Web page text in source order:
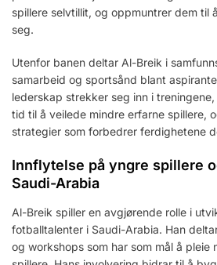
spillere selvtillit, og oppmuntrer dem til
seg.
Utenfor banen deltar Al-Breik i
samarbeid og sportsånd blant
lederskap strekker seg inn i
tid til å veilede mindre erfarne spillere,
strategier som forbedrer ferdighetene
Innflytelse på yngre spillere
Saudi-Arabia
Al-Breik spiller en avgjørende rolle i
fotballtalenter i Saudi-Arabia. Han
og workshops som har som mål å pleie